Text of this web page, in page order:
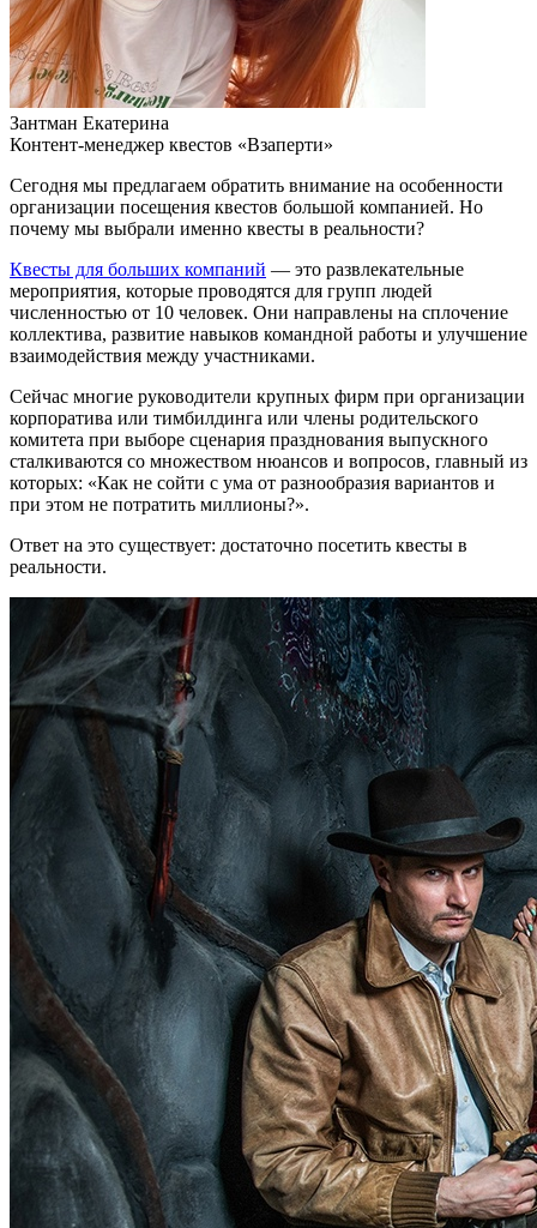
Зантман Екатерина
Контент-менеджер квестов «Взаперти»
Сегодня мы предлагаем обратить внимание на особенности
организации посещения квестов большой компанией. Но
почему мы выбрали именно квесты в реальности?
Квесты для больших компаний — это развлекательные
мероприятия, которые проводятся для групп людей
численностью от 10 человек. Они направлены на сплочение
коллектива, развитие навыков командной работы и улучшение
взаимодействия между участниками.
Сейчас многие руководители крупных фирм при организации
корпоратива или тимбилдинга или члены родительского
комитета при выборе сценария празднования выпускного
сталкиваются со множеством нюансов и вопросов, главный из
которых: «Как не сойти с ума от разнообразия вариантов и
при этом не потратить миллионы?».
Ответ на это существует: достаточно посетить квесты в
реальности.